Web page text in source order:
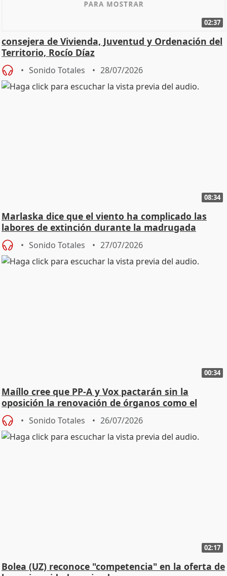
02:37
consejera de Vivienda, Juventud y Ordenación del
Territorio, Rocío Díaz
Sonido Totales 28/07/2026
08:34
Marlaska dice que el viento ha complicado las
labores de extinción durante la madrugada
Sonido Totales 27/07/2026
00:34
Maíllo cree que PP-A y Vox pactarán sin la
oposición la renovación de órganos como el
Defensor
Sonido Totales 26/07/2026
02:17
Bolea (UZ) reconoce "competencia" en la oferta de